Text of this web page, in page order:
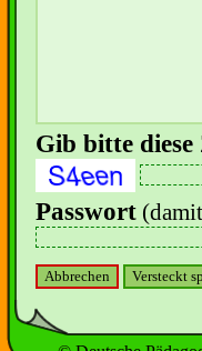
Gib bitte diese
Passwort